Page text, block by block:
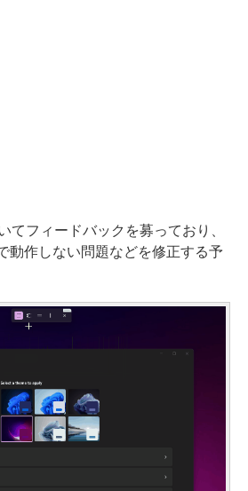
フィードバックを募っており、
動作しない問題などを修正する予